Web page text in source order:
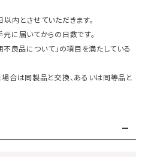
内とさせていただきます。
に届いてからの日数です。
良品について」の項目を満たしている
合は同製品と交換、あるいは同等品と